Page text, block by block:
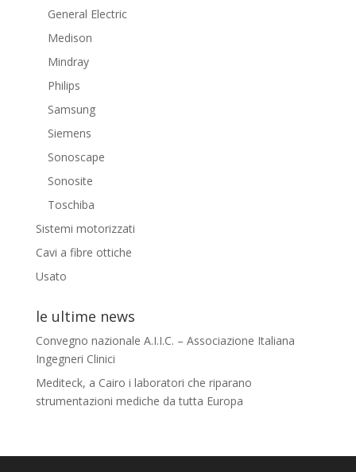
General Electric
Medison
Mindray
Philips
Samsung
Siemens
Sonoscape
Sonosite
Toschiba
Sistemi motorizzati
Cavi a fibre ottiche
Usato
le ultime news
Convegno nazionale A.I.I.C. – Associazione Italiana
Ingegneri Clinici
Mediteck, a Cairo i laboratori che riparano
strumentazioni mediche da tutta Europa